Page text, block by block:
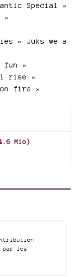
Special »
»
« Juks we a
fun »
rise »
on fire »
Mio)
par les